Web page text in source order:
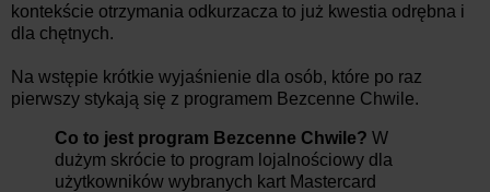
kontekście otrzymania odkurzacza to już kwestia odrębna i
dla chętnych.
Na wstępie krótkie wyjaśnienie dla osób, które po raz
pierwszy stykają się z programem Bezcenne Chwile.
Co to jest program Bezcenne Chwile? W
dużym skrócie to program lojalnościowy dla
użytkowników wybranych kart Mastercard